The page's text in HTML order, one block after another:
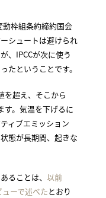
動枠組条約締約国会
シュートは避けられ
、IPCCが次に使う
たということです。
超え、そこから
。気温を下げるに
ィブエミッション
態が長期間、起きな
ることは、 以前
ューで述べたとおり